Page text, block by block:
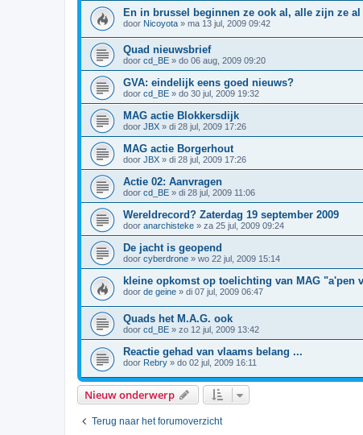
En in brussel beginnen ze ook al, alle zijn ze al
door Nicoyota » ma 13 jul, 2009 09:42
Quad nieuwsbrief
door cd_BE » do 06 aug, 2009 09:20
GVA: eindelijk eens goed nieuws?
door cd_BE » do 30 jul, 2009 19:32
MAG actie Blokkersdijk
door JBX » di 28 jul, 2009 17:26
MAG actie Borgerhout
door JBX » di 28 jul, 2009 17:26
Actie 02: Aanvragen
door cd_BE » di 28 jul, 2009 11:06
Wereldrecord? Zaterdag 19 september 2009
door anarchisteke » za 25 jul, 2009 09:24
De jacht is geopend
door cyberdrone » wo 22 jul, 2009 15:14
kleine opkomst op toelichting van MAG "a'pen
door de geine » di 07 jul, 2009 06:47
Quads het M.A.G. ook
door cd_BE » zo 12 jul, 2009 13:42
Reactie gehad van vlaams belang ...
door Rebry » do 02 jul, 2009 16:11
Nieuw onderwerp
Terug naar het forumoverzicht